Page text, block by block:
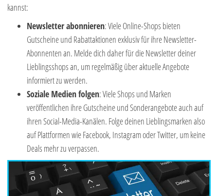
kannst:
Newsletter abonnieren: Viele Online-Shops bieten
Gutscheine und Rabattaktionen exklusiv für ihre Newsletter-
Abonnenten an. Melde dich daher für die Newsletter deiner
Lieblingsshops an, um regelmäßig über aktuelle Angebote
informiert zu werden.
Soziale Medien folgen: Viele Shops und Marken
veröffentlichen ihre Gutscheine und Sonderangebote auch auf
ihren Social-Media-Kanälen. Folge deinen Lieblingsmarken also
auf Plattformen wie Facebook, Instagram oder Twitter, um keine
Deals mehr zu verpassen.